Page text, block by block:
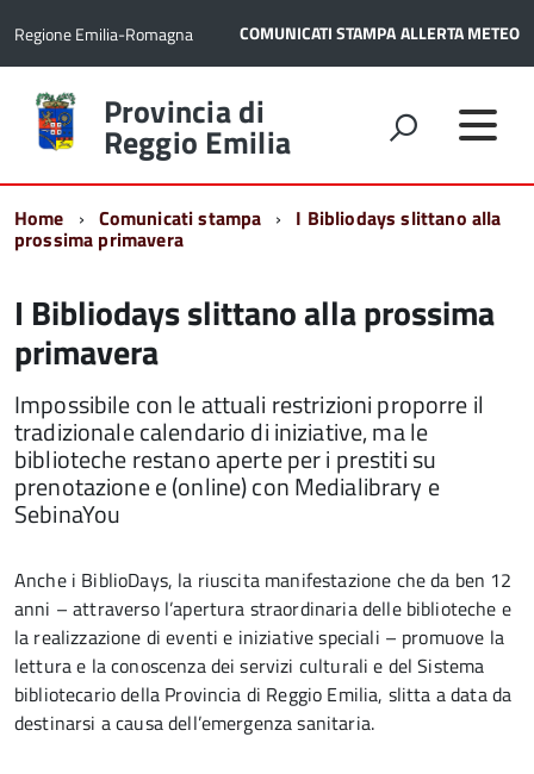
Regione Emilia-Romagna COMUNICATI STAMPAALLERTA METEO
Torna
alla
home
Provincia di
Reggio Emilia
Home Comunicati stampa I Bibliodays slittano alla
prossima primavera
I Bibliodays slittano alla prossima
primavera
Impossibile con le attuali restrizioni proporre il
tradizionale calendario di iniziative, ma le
biblioteche restano aperte per i prestiti su
prenotazione e (online) con Medialibrary e
SebinaYou
Anche i BiblioDays, la riuscita manifestazione che da ben 12
anni – attraverso l’apertura straordinaria delle biblioteche e
la realizzazione di eventi e iniziative speciali – promuove la
lettura e la conoscenza dei servizi culturali e del Sistema
bibliotecario della Provincia di Reggio Emilia, slitta a data da
destinarsi a causa dell’emergenza sanitaria.